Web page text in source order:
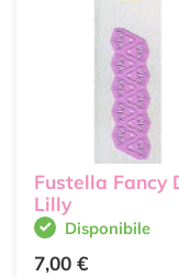
Fustella Fancy
Lilly
Disponibile
7,00 €